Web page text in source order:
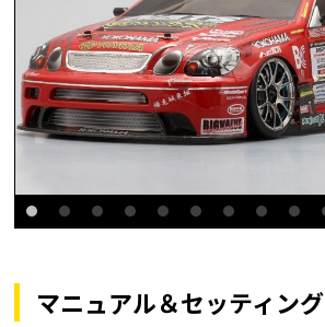
マニュアル＆セッティング